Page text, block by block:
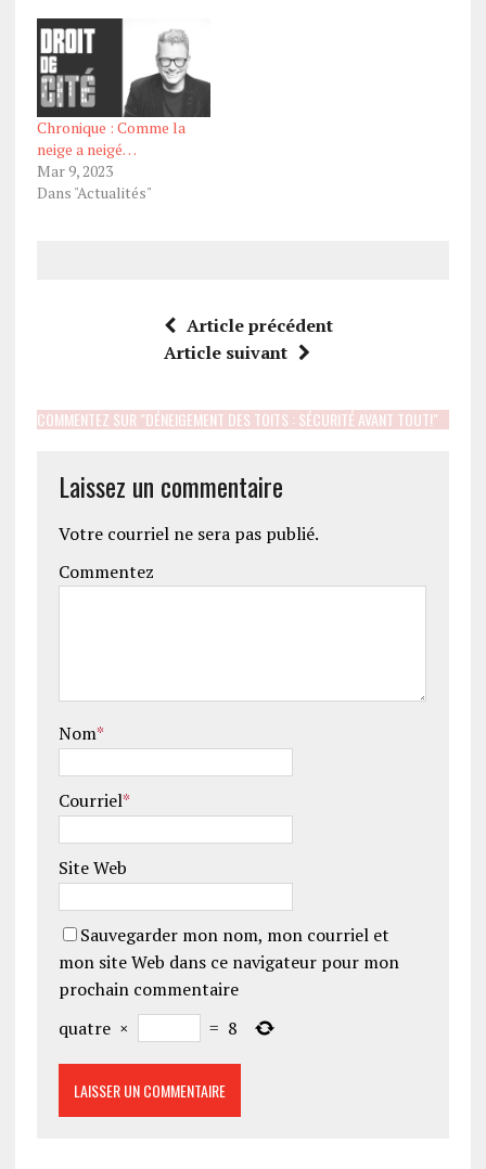
Chronique : Comme la
neige a neigé…
Mar 9, 2023
Dans "Actualités"
Article précédent
Article suivant
COMMENTEZ SUR "DÉNEIGEMENT DES TOITS : SÉCURITÉ AVANT TOUT!"
Laissez un commentaire
Votre courriel ne sera pas publié.
Commentez
Nom*
Courriel*
Site Web
Sauvegarder mon nom, mon courriel et
mon site Web dans ce navigateur pour mon
prochain commentaire
quatre × = 8